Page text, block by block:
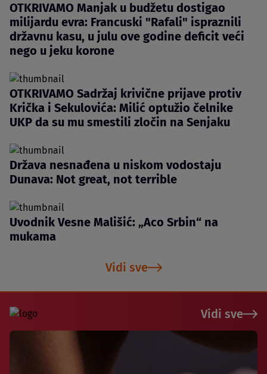
OTKRIVAMO Manjak u budžetu dostigao
milijardu evra: Francuski "Rafali" ispraznili
državnu kasu, u julu ove godine deficit veći
nego u jeku korone
OTKRIVAMO Sadržaj krivične prijave protiv
Krička i Sekulovića: Milić optužio čelnike
UKP da su mu smestili zločin na Senjaku
Država nesnađena u niskom vodostaju
Dunava: Not great, not terrible
Uvodnik Vesne Mališić: „Aco Srbin“ na
mukama
Vidi sve
Vidi sve